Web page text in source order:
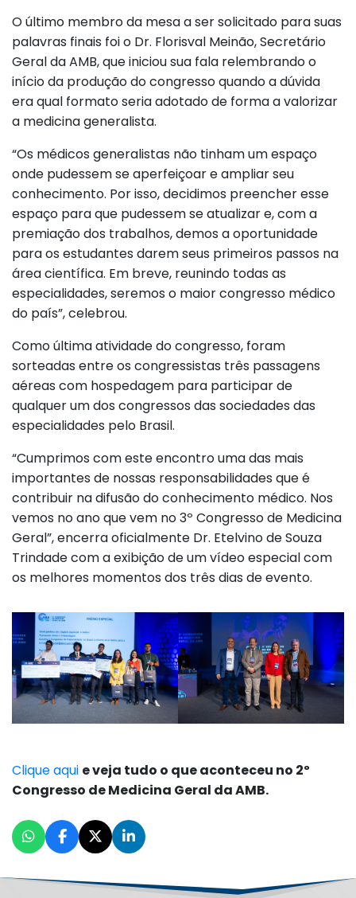
O último membro da mesa a ser solicitado para suas
palavras finais foi o Dr. Florisval Meinão, Secretário
Geral da AMB, que iniciou sua fala relembrando o
início da produção do congresso quando a dúvida
era qual formato seria adotado de forma a valorizar
a medicina generalista.
“Os médicos generalistas não tinham um espaço
onde pudessem se aperfeiçoar e ampliar seu
conhecimento. Por isso, decidimos preencher esse
espaço para que pudessem se atualizar e, com a
premiação dos trabalhos, demos a oportunidade
para os estudantes darem seus primeiros passos na
área científica. Em breve, reunindo todas as
especialidades, seremos o maior congresso médico
do país”, celebrou.
Como última atividade do congresso, foram
sorteadas entre os congressistas três passagens
aéreas com hospedagem para participar de
qualquer um dos congressos das sociedades das
especialidades pelo Brasil.
“Cumprimos com este encontro uma das mais
importantes de nossas responsabilidades que é
contribuir na difusão do conhecimento médico. Nos
vemos no ano que vem no 3º Congresso de Medicina
Geral”, encerra oficialmente Dr. Etelvino de Souza
Trindade com a exibição de um vídeo especial com
os melhores momentos dos três dias de evento.
Clique aqui e veja tudo o que aconteceu no 2º
Congresso de Medicina Geral da AMB.